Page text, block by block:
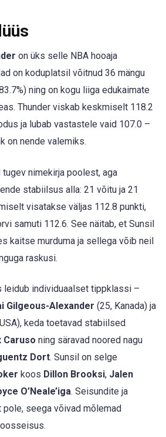
on üks selle NBA hooaja
on koduplatsil võitnud 36 mängu
ning on kogu liiga edukaimate
Thunder viskab keskmiselt 118.2
ja lubab vastastele vaid 107.0 –
on nende valemiks.
tugev nimekirja poolest, aga
stabiilsus alla: 21 võitu ja 21
visatakse väljas 112.8 punkti,
samuti 112.6. See näitab, et Sunsil
kaitse murduma ja sellega võib neil
raskusi.
individuaalset tippklassi –
Gilgeous-Alexander (25, Kanada) ja
keda toetavad stabiilsed
Caruso ning säravad noored nagu
Dort. Sunsil on selge
koos Dillon Brooksi, Jalen
O’Neale’iga. Seisundite ja
seega võivad mõlemad